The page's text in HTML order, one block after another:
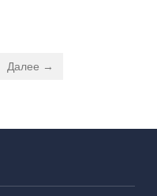
Далее →